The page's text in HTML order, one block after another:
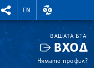
RIGHTMENU.SOCIAL
EN
ВАЛУТНИ
ВАШАТА БТА
ВХОД
Нямате профил?